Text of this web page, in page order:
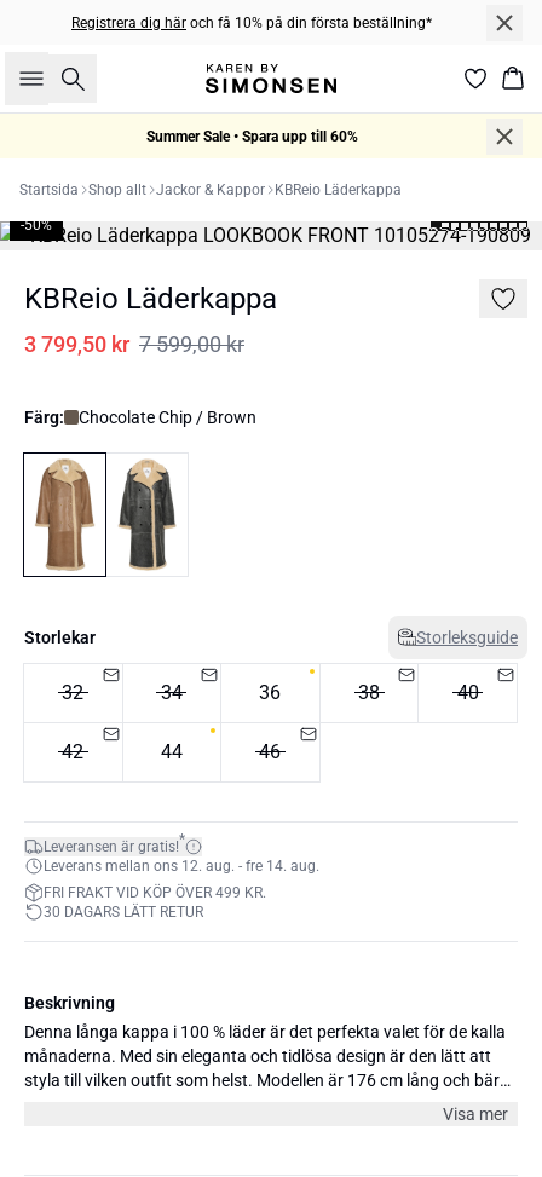
Registrera dig här och få 10% på din första beställning*
Sök
Summer Sale • Spara upp till 60%
Startsida Shop allt Jackor & Kappor KBReio Läderkappa
-50%
KBReio Läderkappa
3 799,50 kr 7 599,00 kr
Färg: Chocolate Chip / Brown
Storlekar Storleksguide
32 34 36 38 40
42 44 46
Leveransen är gratis!*
Leverans mellan ons 12. aug. - fre 14. aug.
FRI FRAKT VID KÖP ÖVER 499 KR.
30 DAGARS LÄTT RETUR
Beskrivning
Denna långa kappa i 100 % läder är det perfekta valet för de kalla
månaderna. Med sin eleganta och tidlösa design är den lätt att
styla till vilken outfit som helst. Modellen är 176 cm lång och bär
Visa mer